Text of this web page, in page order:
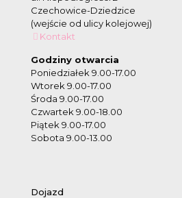
Czechowice-Dziedzice
(wejście od ulicy kolejowej)
Kontakt
Godziny otwarcia
Poniedziałek 9.00-17.00
Wtorek 9.00-17.00
Środa 9.00-17.00
Czwartek 9.00-18.00
Piątek 9.00-17.00
Sobota 9.00-13.00
Dojazd